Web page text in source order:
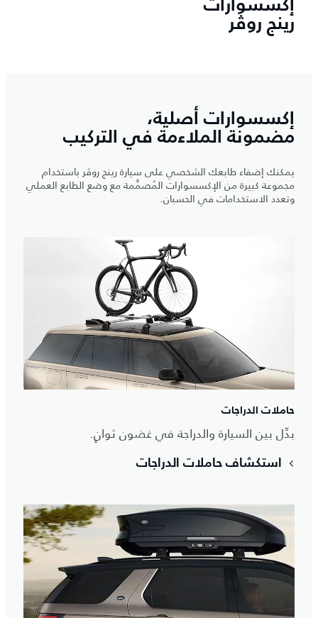
إكسسوارات
رينج روڤر
إكسسوارات أصلية،
مضمونة الملاءمة في التركيب
يمكنك إضفاء طابعك الشخصي على سيارة رينج روڤر باستخدام
مجموعة كبيرة من الإكسسوارات المُصمَّمة مع وضع الطابع العملي
وتعدد الاستخدامات في الحسبان.
حاملات الدراجات
بدِّل بين السيارة والدراجة في غضون ثوانٍ.
استكشاف حاملات الدراجات